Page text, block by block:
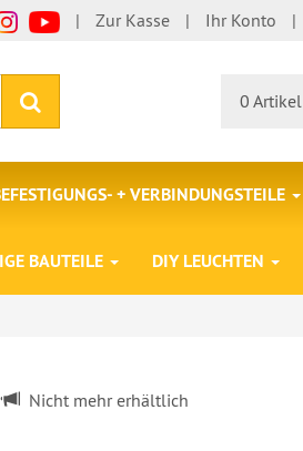
Zur Kasse Ihr Konto
0 Artikel
+ VERBINDUNGSTEILE
BAUTEILE DIY LEUCHTEN
Nicht mehr erhältlich